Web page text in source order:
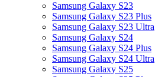
Samsung Galaxy S23
Samsung Galaxy S23 Plus
Samsung Galaxy S23 Ultra
Samsung Galaxy S24
Samsung Galaxy S24 Plus
Samsung Galaxy S24 Ultra
Samsung Galaxy S25